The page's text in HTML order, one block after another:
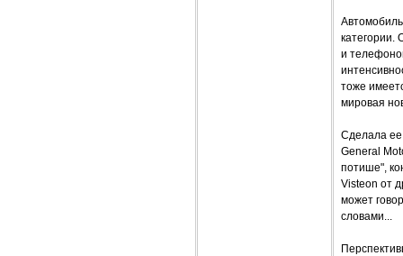
категории.
и
тоже
мировая
Сделала ее
General
потише",
Visteon от
может
словами...